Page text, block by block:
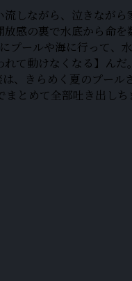
しながら、泣きなが
放感の裏で水底から命
プールや海に行って
て動けなくなる】ん
、きらめく夏のプー
まとめて全部吐き出し